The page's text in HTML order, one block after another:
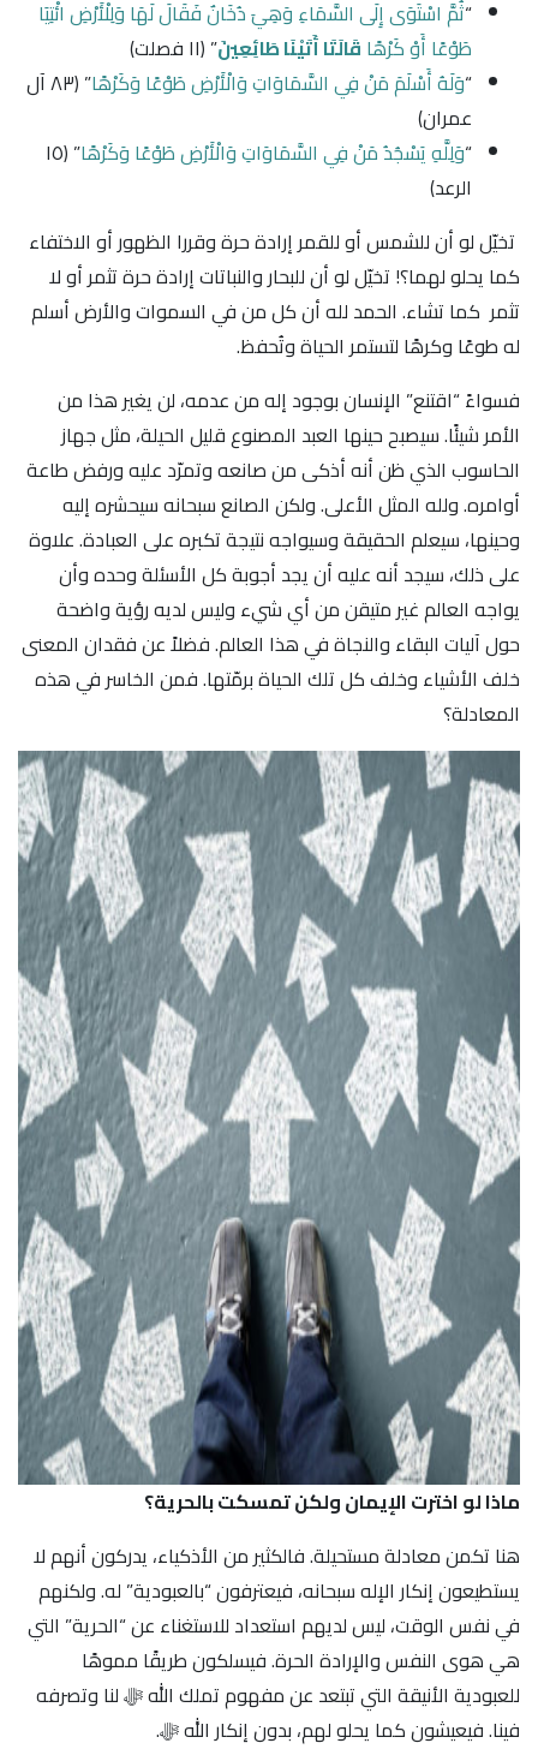
“ثُمَّ اسْتَوَى إِلَى السَّمَاءِ وَهِيَ دُخَانٌ فَقَالَ لَهَا وَلِلْأَرْضِ ائْتِيَا
طَوْعًا أَوْ كَرْهًا قَالَتَا أَتَيْنَا طَائِعِينَ” ﴿١١ فصلت﴾
“وَلَهُ أَسْلَمَ مَنْ فِي السَّمَاوَاتِ وَالْأَرْضِ طَوْعًا وَكَرْهًا
” ﴿٨٣ آل
عمران﴾
“وَلِلَّهِ يَسْجُدُ مَنْ فِي السَّمَاوَاتِ وَالْأَرْضِ طَوْعًا وَكَرْهًا ” ﴿١٥
الرعد﴾
تخيّل لو أن للشمس أو للقمر إرادة حرة وقررا الظهور أو الاختفاء
كما يحلو لهما؟! تخيّل لو أن للبحار والنباتات إرادة حرة تثمر أو لا
تثمر كما تشاء. الحمد لله أن كل من في السموات والأرض أسلم
له طوعًا وكرهًا لتستمر الحياة وتُحفظ.
فسواءً “اقتنع” الإنسان بوجود إله من عدمه، لن يغير هذا من
الأمر شيئًا. سيصبح حينها العبد المصنوع قليل الحيلة، مثل جهاز
الحاسوب الذي ظن أنه أذكى من صانعه وتمرّد عليه ورفض طاعة
أوامره. ولله المثل الأعلى. ولكن الصانع سبحانه سيحشره إليه
وحينها، سيعلم الحقيقة وسيواجه نتيجة تكبره على العبادة. علاوة
على ذلك، سيجد أنه عليه أن يجد أجوبة كل الأسئلة وحده وأن
يواجه العالم غير متيقن من أي شيء وليس لديه رؤية واضحة
حول آليات البقاء والنجاة في هذا العالم. فضلاً عن فقدان المعنى
خلف الأشياء وخلف كل تلك الحياة برمّتها. فمن الخاسر في هذه
المعادلة؟
ماذا لو اخترت الإيمان ولكن تمسكت بالحرية؟
هنا تكمن معادلة مستحيلة. فالكثير من الأذكياء، يدركون أنهم لا
يستطيعون إنكار الإله سبحانه، فيعترفون “بالعبودية” له. ولكنهم
في نفس الوقت، ليس لديهم استعداد للاستغناء عن “الحرية” التي
هي هوى النفس والإرادة الحرة. فيسلكون طريقًا مموهًا
للعبودية الأنيقة التي تبتعد عن مفهوم تملك الله ﷻ لنا وتصرفه
فينا. فيعيشون كما يحلو لهم، بدون إنكار الله ﷻ.